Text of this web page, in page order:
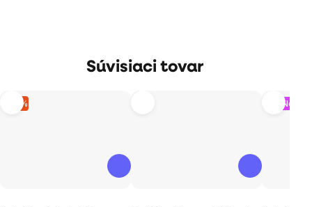
Súvisiaci tovar
–2 % Nový